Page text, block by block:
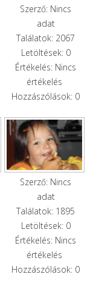
Szerző: Nincs
adat
Találatok: 2067
Letöltések: 0
Értékelés: Nincs
értékelés
Hozzászólások: 0
Szerző: Nincs
adat
Találatok: 1895
Letöltések: 0
Értékelés: Nincs
értékelés
Hozzászólások: 0